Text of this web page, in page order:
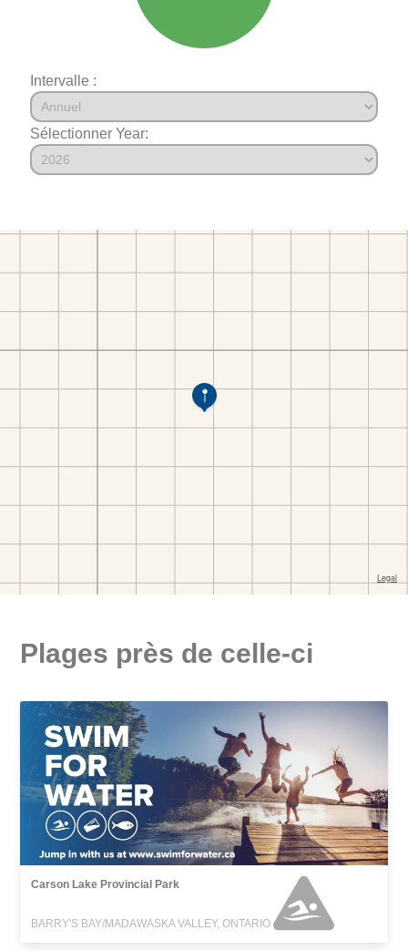
Intervalle :
Sélectionner Year:
Plages près de celle-ci
Carson Lake Provincial Park
BARRY'S BAY/MADAWASKA VALLEY, ONTARIO